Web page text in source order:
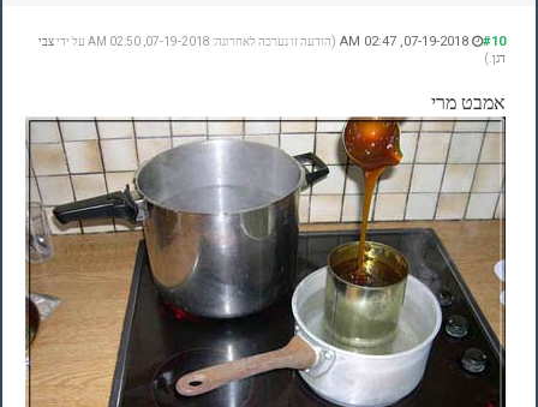
#10 (הודעה זו נערכה לאחרונה: 07-19-2018, 02:50 AM על ידי
צבי
דגן.)
אמבט מרי